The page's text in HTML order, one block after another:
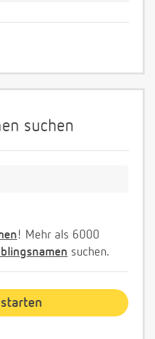
suchen
! Mehr als 6000
suchen.